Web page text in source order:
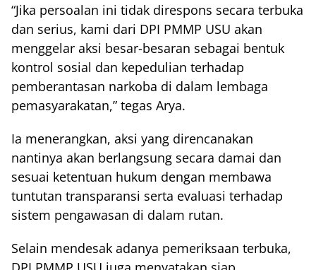
“Jika persoalan ini tidak direspons secara terbuka
dan serius, kami dari DPI PMMP USU akan
menggelar aksi besar-besaran sebagai bentuk
kontrol sosial dan kepedulian terhadap
pemberantasan narkoba di dalam lembaga
pemasyarakatan,” tegas Arya.
Ia menerangkan, aksi yang direncanakan
nantinya akan berlangsung secara damai dan
sesuai ketentuan hukum dengan membawa
tuntutan transparansi serta evaluasi terhadap
sistem pengawasan di dalam rutan.
Selain mendesak adanya pemeriksaan terbuka,